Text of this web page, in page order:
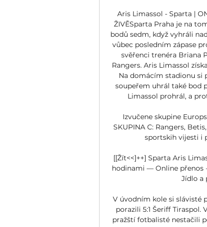
Aris Limassol - Sparta |
ŽIVĚSparta Praha je na
bodů sedm, když vyhráli
vůbec posledním zápase
svěřenci trenéra Briana
Rangers. Aris Limassol
Na domácím stadionu si
soupeřem uhrál také bod
Limassol prohrál, a
Izvučene skupine
SKUPINA C: Rangers,
sportskih vijesti i
[[Žít<<]++] Sparta Aris
hodinami — Online přenos ·
Jídlo a
V úvodním kole si slávisté
porazili 5:1 Šeriff Tiraspol.
pražští fotbalisté nestačili